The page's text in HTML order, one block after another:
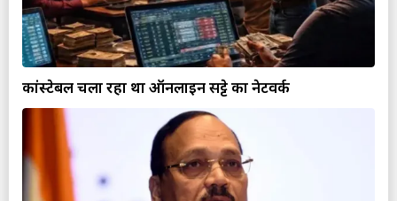
कांस्टेबल चला रहा था ऑनलाइन सट्टे का नेटवर्क